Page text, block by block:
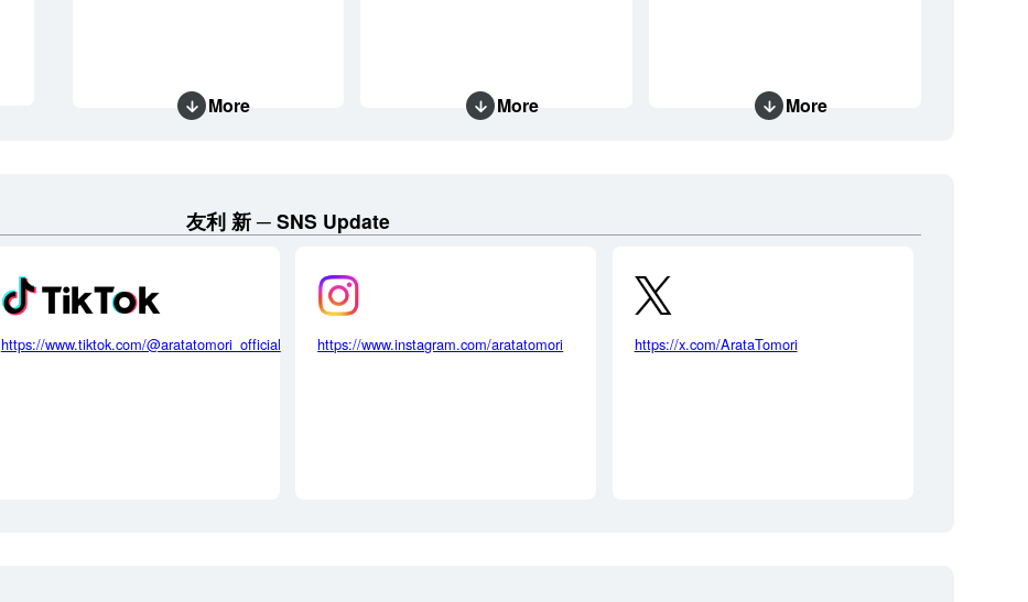
More More More
友利 新 SNS Update
https://www.tiktok.com/@aratatomori_official https://www.instagram.com/aratatomori https://x.com/ArataTomori